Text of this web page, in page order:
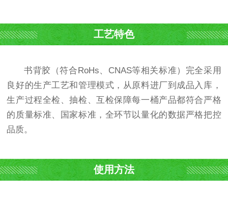
工艺特色
书背胶（符合RoHs、CNAS等相关标准）完全采用
良好的生产工艺和管理模式，从原料进厂到成品入库，
生产过程全检、抽检、互检保障每一桶产品都符合严格
的质量标准、国家标准，全环节以量化的数据严格把控
品质。
使用方法